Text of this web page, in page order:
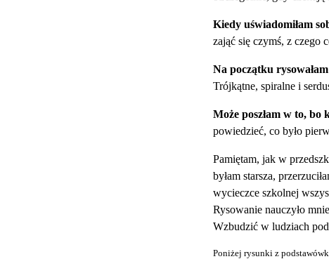
Kiedy uświadomiłam
zająć się czymś, z czego
Na początku
Trójkątne, spiralne i
Może poszłam w to, bo
powiedzieć, co było
Pamiętam, jak w
byłam starsza,
wycieczce szkolnej
Rysowanie nauczyło
Wzbudzić w ludziach
Poniżej rysunki z